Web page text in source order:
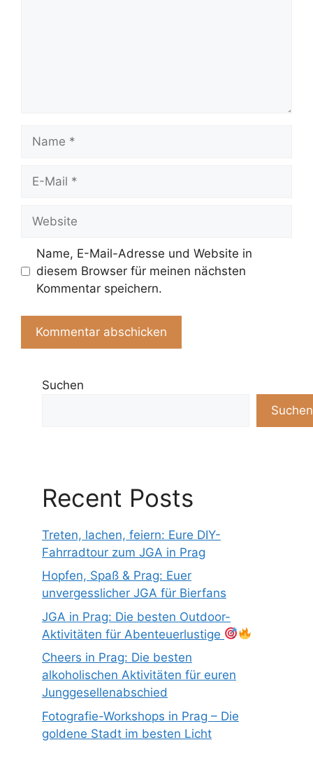
Name
Website
Name, E-Mail-Adresse und Website in
diesem Browser für meinen nächsten
Kommentar speichern.
Suchen
Suchen
Recent Posts
Treten, lachen, feiern: Eure DIY-
Fahrradtour zum JGA in Prag
Hopfen, Spaß & Prag: Euer
unvergesslicher JGA für Bierfans
JGA in Prag: Die besten Outdoor-
Aktivitäten für Abenteuerlustige
Cheers in Prag: Die besten
alkoholischen Aktivitäten für euren
Junggesellenabschied
Fotografie-Workshops in Prag – Die
goldene Stadt im besten Licht